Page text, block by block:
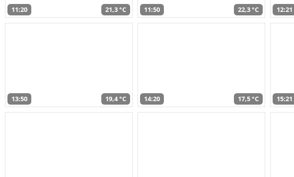
11:20 21,3 °C 11:50 22,3 °C 12:21
13:50 19,4 °C 14:20 17,5 °C 15:21